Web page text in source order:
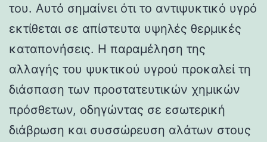
του. Αυτό σημαίνει ότι το αντιψυκτικό υγρό
εκτίθεται σε απίστευτα υψηλές θερμικές
καταπονήσεις. Η παραμέληση της
αλλαγής του ψυκτικού υγρού προκαλεί τη
διάσπαση των προστατευτικών χημικών
πρόσθετων, οδηγώντας σε εσωτερική
διάβρωση και συσσώρευση αλάτων στους